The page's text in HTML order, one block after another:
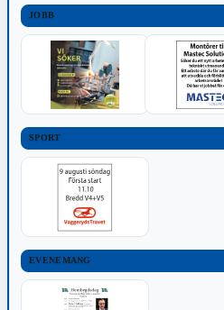
JOBB
SPORT
EVENEMANG